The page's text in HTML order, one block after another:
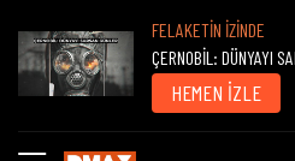
FELAKETİN İZİNDE
ÇERNOBİL: DÜNYAYI
HEMEN İZLE